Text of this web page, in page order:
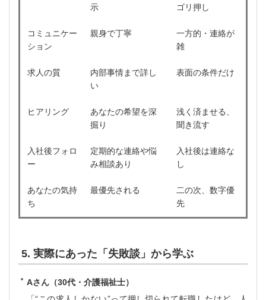
示
ゴリ押し
コミュニケー
ション
親身で丁寧
一方的・連絡が
雑
求人の質
内部事情まで詳し
い
表面の条件だけ
ヒアリング
あなたの希望を深
掘り
浅く済ませる、
聞き流す
入社後フォロ
ー
定期的な連絡や悩
み相談あり
入社後は連絡な
し
あなたの気持
ち
最優先される
二の次、数字優
先
5. 実際にあった「失敗談」から学ぶ
Aさん（30代・介護福祉士）